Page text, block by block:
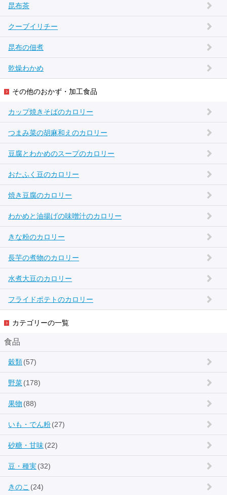
昆布茶
クーブイリチー
昆布の佃煮
乾燥わかめ
その他のおかず・加工食品
カップ焼きそばのカロリー
つまみ菜の胡麻和えのカロリー
豆腐とわかめのスープのカロリー
おたふく豆のカロリー
焼き豆腐のカロリー
わかめと油揚げの味噌汁のカロリー
きな粉のカロリー
長芋の煮物のカロリー
水煮大豆のカロリー
フライドポテトのカロリー
カテゴリーの一覧
食品
穀類(57)
野菜(178)
果物 (88)
いも・でん粉(27)
砂糖・甘味(22)
豆・種実(32)
きのこ (24)